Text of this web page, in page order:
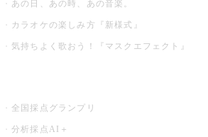
あの日、あの時、あの音楽。
カラオケの楽しみ方『新様式』
気持ちよく歌おう！『マスクエフェクト』
全国採点グランプリ
分析採点AI＋